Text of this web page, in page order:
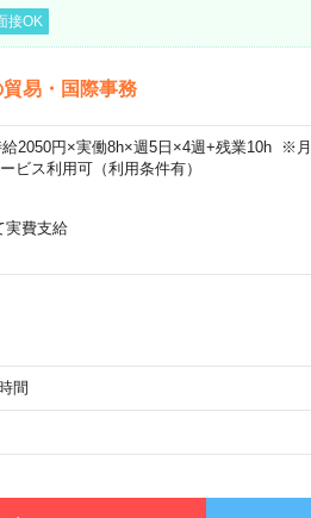
接OK
易・国際事務
2050円×実働8h×週5日×4週+残業10h ※
ビス利用可（利用条件有）
実費支給
間